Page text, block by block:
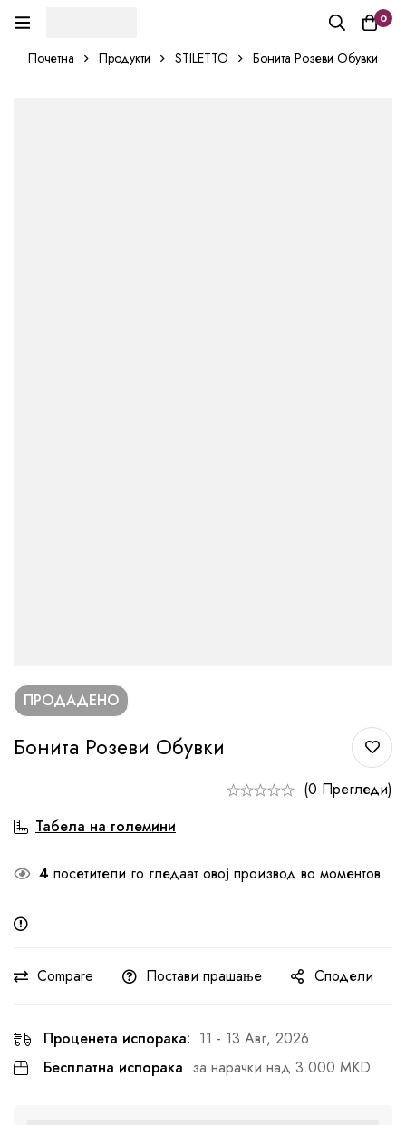
0
Почетна Продукти STILETTO Бонита Розеви Обувки
ПРОДАДЕНО
Бонита Розеви Обувки
(0 Прегледи)
Табела на големини
4 посетители го гледаат овој производ во моментов
Compare Постави прашање Сподели
Проценета испорака: 11 - 13 Авг, 2026
Бесплатна испорака за нарачки над 3.000 MKD